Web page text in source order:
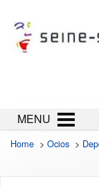
MENU
Home > Ocios >